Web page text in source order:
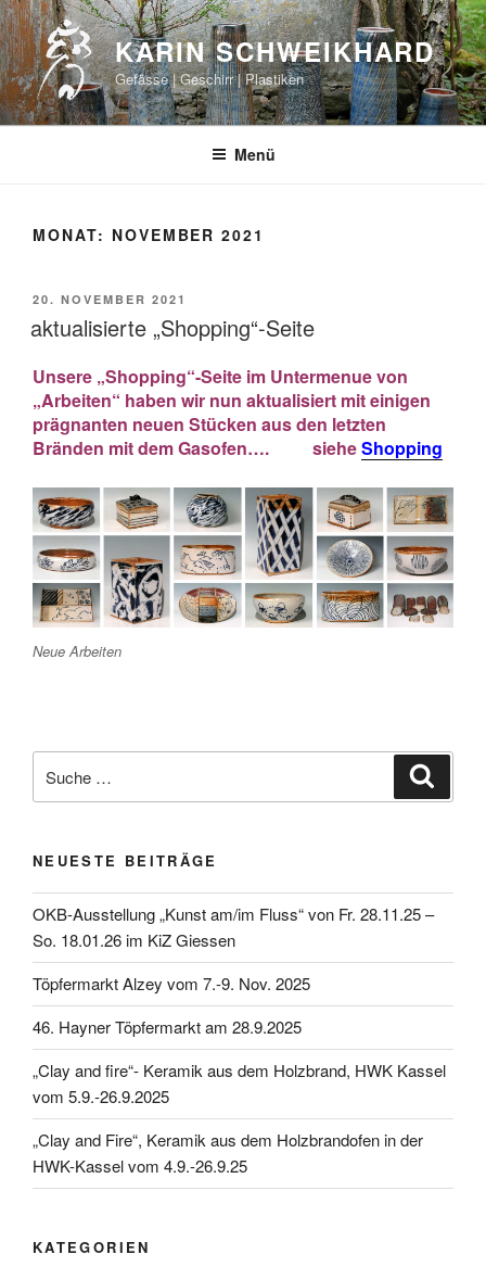
Zum
Inhalt
springen
KARIN SCHWEIKHARD
Gefässe | Geschirr | Plastiken
Menü
MONAT: NOVEMBER 2021
VERÖFFENTLICHT
AM
20. NOVEMBER 2021
aktualisierte „Shopping“-Seite
Unsere „Shopping“-Seite im Untermenue von
„Arbeiten“ haben wir nun aktualisiert mit einigen
prägnanten neuen Stücken aus den letzten
Bränden mit dem Gasofen….
sieheShopping
Neue Arbeiten
nach:
NEUESTE BEITRÄGE
OKB-Ausstellung „Kunst am/im Fluss“ von Fr. 28.11.25 –
So. 18.01.26 im KiZ Giessen
Töpfermarkt Alzey vom 7.-9. Nov. 2025
46. Hayner Töpfermarkt am 28.9.2025
„Clay and fire“- Keramik aus dem Holzbrand, HWK Kassel
vom 5.9.-26.9.2025
„Clay and Fire“, Keramik aus dem Holzbrandofen in der
HWK-Kassel vom 4.9.-26.9.25
KATEGORIEN